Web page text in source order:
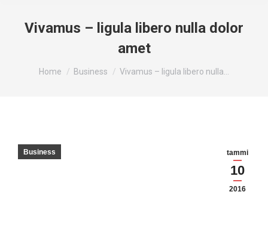
Vivamus – ligula libero nulla dolor
amet
You are here:
Home Business Vivamus – ligula libero nulla…
tammi
10
2016
Business